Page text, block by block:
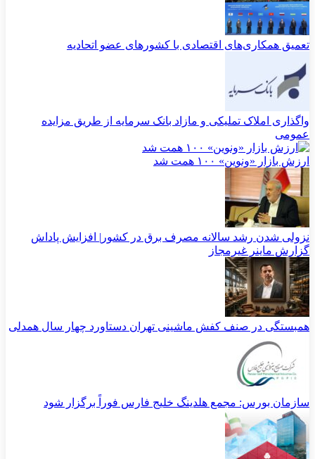
تعمیق همکاری‌های اقتصادی با کشورهای عضو اتحادیه
واگذاری املاک تملیکی و مازاد بانک سرمایه از طریق مزایده
عمومی
ارزش بازار «ونوین» ۱۰۰ همت شد
نزولی شدن رشد سالانه مصرف برق در کشور| افزایش پاداش
گزارش ماینر غیرمجاز
همبستگی در صنف کفش ماشینی تهران دستاورد چهار سال همدلی
سازمان بورس: مجمع هلدینگ خلیج فارس فوراً برگزار شود